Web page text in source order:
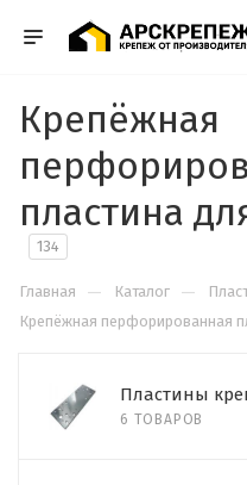
Крепёжная
пластина
134
Главная — Каталог —
Крепёжная перфорированная
Пластины
6 ТОВАРОВ